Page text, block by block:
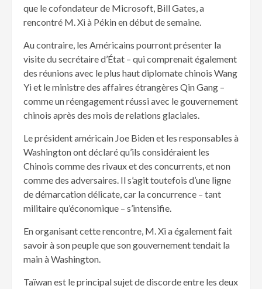
que le cofondateur de Microsoft, Bill Gates, a
rencontré M. Xi à Pékin en début de semaine.
Au contraire, les Américains pourront présenter la
visite du secrétaire d’État – qui comprenait également
des réunions avec le plus haut diplomate chinois Wang
Yi et le ministre des affaires étrangères Qin Gang –
comme un réengagement réussi avec le gouvernement
chinois après des mois de relations glaciales.
Le président américain Joe Biden et les responsables à
Washington ont déclaré qu’ils considéraient les
Chinois comme des rivaux et des concurrents, et non
comme des adversaires. Il s’agit toutefois d’une ligne
de démarcation délicate, car la concurrence – tant
militaire qu’économique – s’intensifie.
En organisant cette rencontre, M. Xi a également fait
savoir à son peuple que son gouvernement tendait la
main à Washington.
Taïwan est le principal sujet de discorde entre les deux